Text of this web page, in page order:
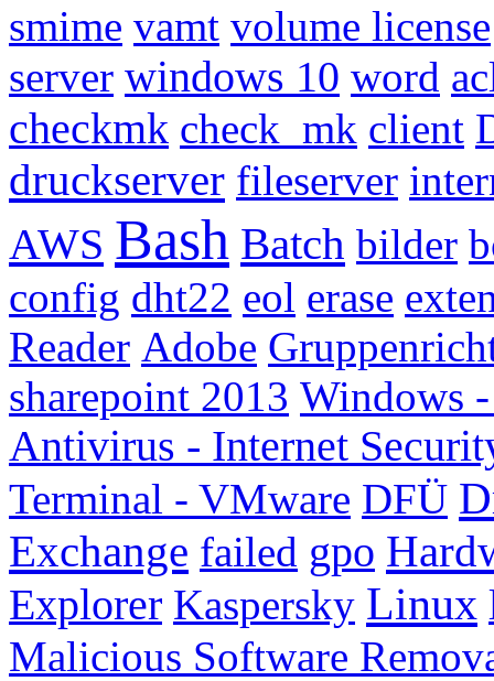
smime vamt volume license
server windows 10 word
checkmk check_mk client
druckserver fileserver
AWS Bash Batch bilder
config dht22 eol erase
Reader Adobe
sharepoint 2013 Windows
Antivirus - Internet
Terminal - VMware DFÜ
Exchange failed gpo
Explorer Kaspersky Linux
Malicious Software